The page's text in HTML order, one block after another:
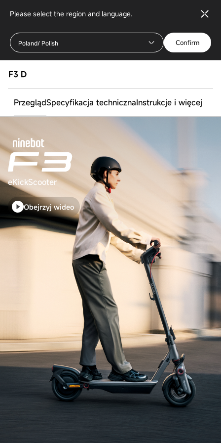
Please select the region and language.
Poland/ Polish Confirm
F3 D
PrzeglądSpecyfikacja technicznaInstrukcje i więcej
eKickScooter
Obejrzyj wideo